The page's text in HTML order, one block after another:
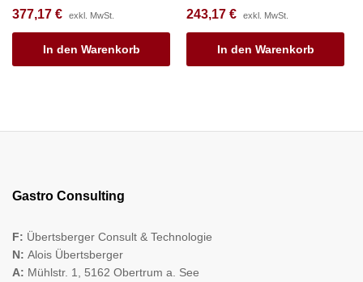
377,17 € exkl. MwSt.
In den Warenkorb
243,17 € exkl. MwSt.
In den Warenkorb
Gastro Consulting
F: Übertsberger Consult & Technologie
N: Alois Übertsberger
A: Mühlstr. 1, 5162 Obertrum a. See